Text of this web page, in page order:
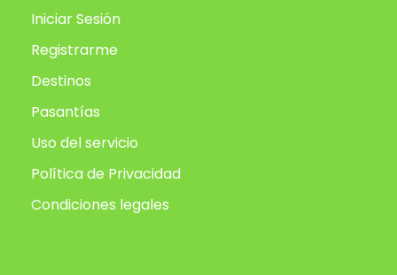
Iniciar Sesión
Registrarme
Destinos
Pasantías
Uso del servicio
Política de Privacidad
Condiciones legales